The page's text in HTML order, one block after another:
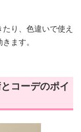
り、色違いで使え
ます。
コーデのポイ